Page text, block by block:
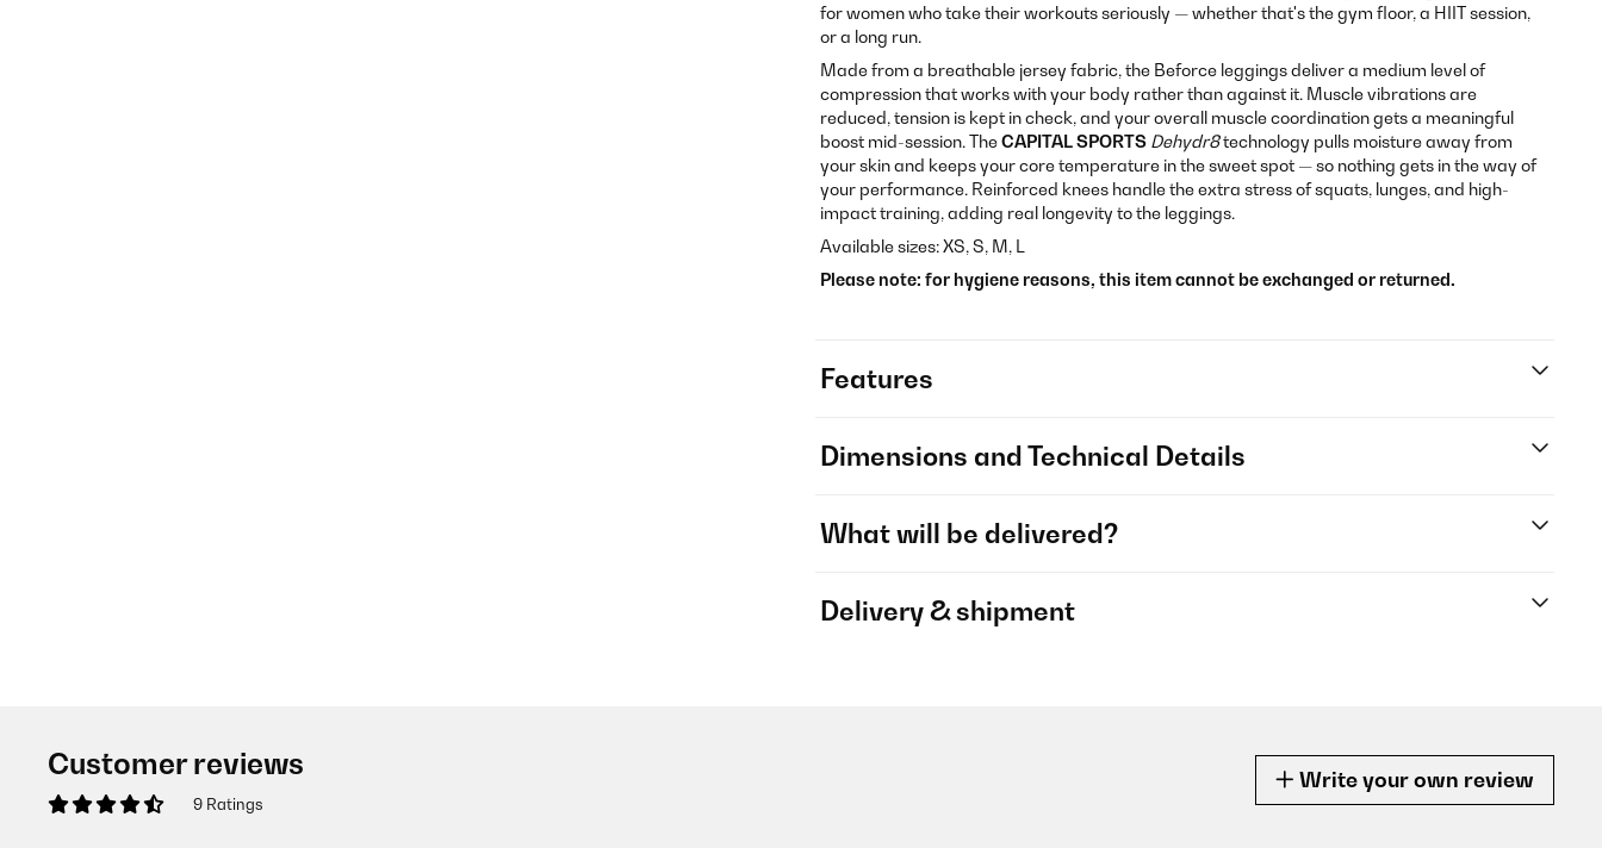
for women who take their workouts seriously — whether that's the gym floor, a HIIT session,
or a long run.
Made from a breathable jersey fabric, the Beforce leggings deliver a medium level of
compression that works with your body rather than against it. Muscle vibrations are
reduced, tension is kept in check, and your overall muscle coordination gets a meaningful
boost mid-session. TheCAPITAL SPORTS Dehydr8technology pulls moisture away from
your skin and keeps your core temperature in the sweet spot — so nothing gets in the way of
your performance. Reinforced knees handle the extra stress of squats, lunges, and high-
impact training, adding real longevity to the leggings.
Available sizes: XS, S, M, L
Please note: for hygiene reasons, this item cannot be exchanged or returned.
Features
Dimensions and Technical Details
What will be delivered?
Delivery & shipment
Customer reviews
9 Ratings
Write your own review